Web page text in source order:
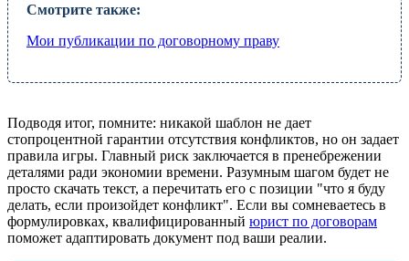
Смотрите также:
Мои публикации по договорному праву
Подводя итог, помните: никакой шаблон не дает
стопроцентной гарантии отсутствия конфликтов, но он задает
правила игры. Главный риск заключается в пренебрежении
деталями ради экономии времени. Разумным шагом будет не
просто скачать текст, а перечитать его с позиции "что я буду
делать, если произойдет конфликт". Если вы сомневаетесь в
формулировках, квалифицированный юрист по договорам
поможет адаптировать документ под ваши реалии.